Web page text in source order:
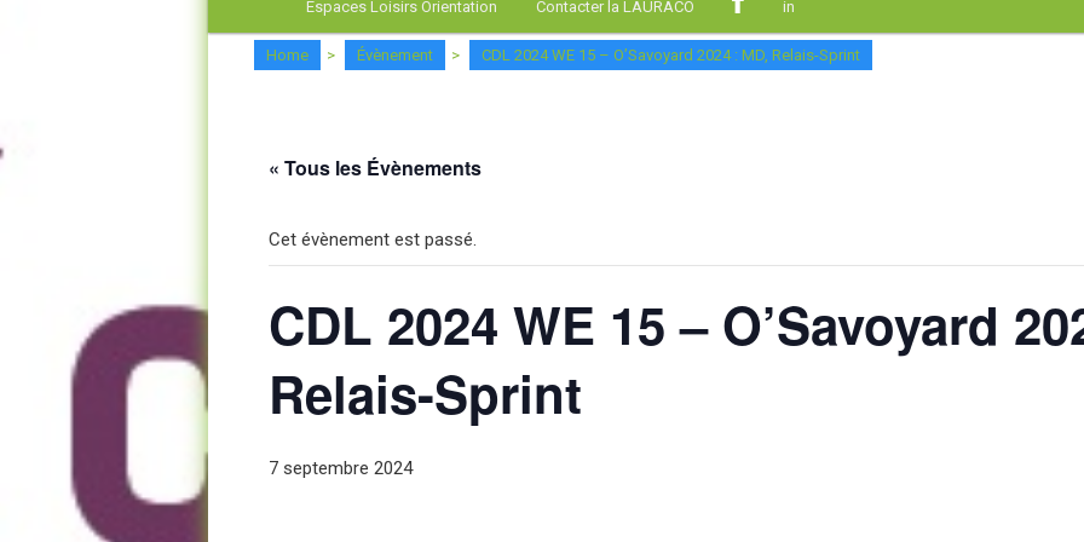
Espaces Loisirs Orientation Contacter la LAURACO in
Home > Évènement > CDL 2024 WE 15 – O’Savoyard 2024 : MD, Relais-Sprint
« Tous les Évènements
Cet évènement est passé.
CDL 2024 WE 15 – O’Savoyard
Relais-Sprint
7 septembre 2024